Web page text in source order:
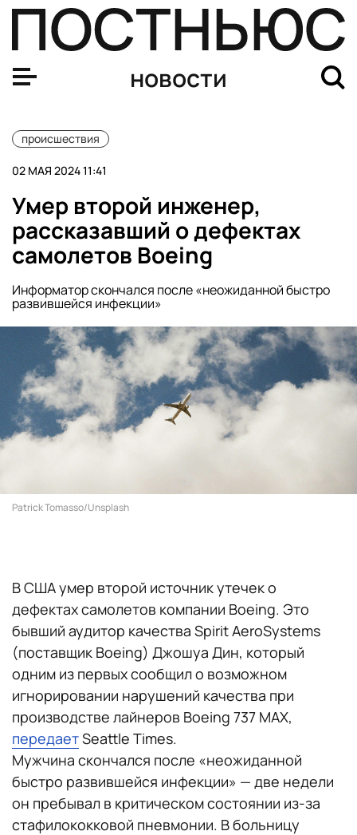
новости
происшествия
02 МАЯ 2024 11:41
Умер второй инженер,
рассказавший о дефектах
самолетов Boeing
Информатор скончался после «неожиданной быстро
развившейся инфекции»
Patrick Tomasso/Unsplash
В США умер второй источник утечек о
дефектах самолетов компании Boeing. Это
бывший аудитор качества Spirit AeroSystems
(поставщик Boeing) Джошуа Дин, который
одним из первых сообщил о возможном
игнорировании нарушений качества при
производстве лайнеров Boeing 737 MAX,
передаетSeattle Times.
Мужчина скончался после «неожиданной
быстро развившейся инфекции» — две недели
он пребывал в критическом состоянии из-за
стафилококковой пневмонии. В больницу
Музыкантов «Коррозии металла» задержали во